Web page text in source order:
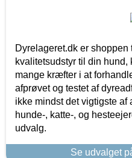
Dyrelageret.dk er shoppen
kvalitetsudstyr til din
mange kræfter i at
afprøvet og testet af
ikke mindst det vigtigste af
hunde-, katte-, og
udvalg.
Se udvalget